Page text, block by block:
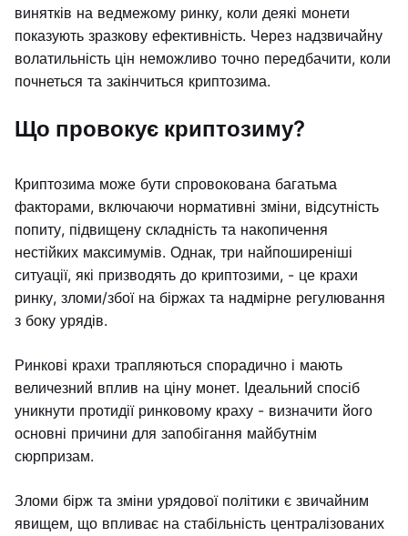
винятків на ведмежому ринку, коли деякі монети
показують зразкову ефективність. Через надзвичайну
волатильність цін неможливо точно передбачити, коли
почнеться та закінчиться криптозима.
Що провокує криптозиму?
Криптозима може бути спровокована багатьма
факторами, включаючи нормативні зміни, відсутність
попиту, підвищену складність та накопичення
нестійких максимумів. Однак, три найпоширеніші
ситуації, які призводять до криптозими, - це крахи
ринку, зломи/збої на біржах та надмірне регулювання
з боку урядів.
Ринкові крахи трапляються спорадично і мають
величезний вплив на ціну монет. Ідеальний спосіб
уникнути протидії ринковому краху - визначити його
основні причини для запобігання майбутнім
сюрпризам.
Зломи бірж та зміни урядової політики є звичайним
явищем, що впливає на стабільність централізованих